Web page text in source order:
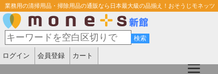
業務用の清掃用品・掃除用品の通販なら日本最大級の品揃え！おそうじモネッツ
ログイン 会員登録 カート